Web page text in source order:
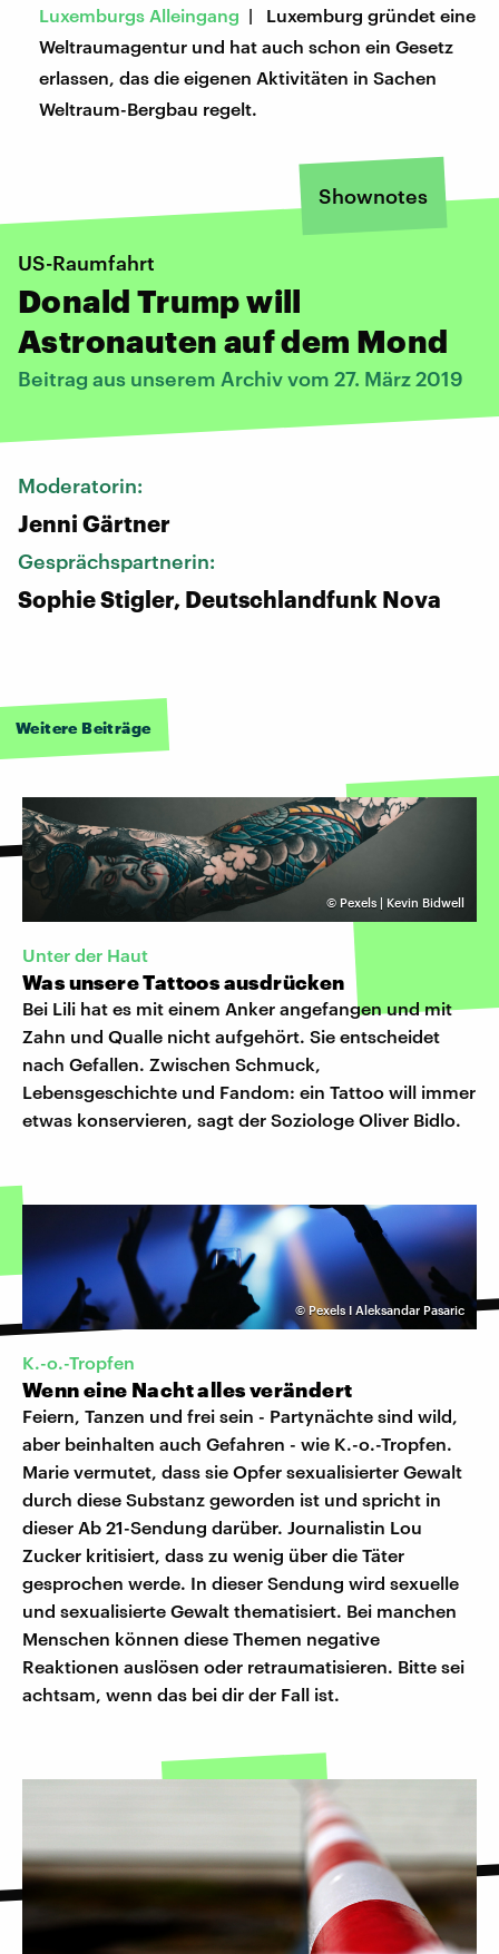
Luxemburgs Alleingang | Luxemburg gründet eine
Weltraumagentur und hat auch schon ein Gesetz
erlassen, das die eigenen Aktivitäten in Sachen
Weltraum-Bergbau regelt.
Shownotes
US-Raumfahrt
Donald Trump will
Astronauten auf dem Mond
Beitrag aus unserem Archiv vom 27. März 2019
Moderatorin:
Jenni Gärtner
Gesprächspartnerin:
Sophie Stigler, Deutschlandfunk Nova
Weitere Beiträge
© Pexels | Kevin Bidwell
Unter der Haut
Was unsere Tattoos ausdrücken
Bei Lili hat es mit einem Anker angefangen und mit
Zahn und Qualle nicht aufgehört. Sie entscheidet
nach Gefallen. Zwischen Schmuck,
Lebensgeschichte und Fandom: ein Tattoo will immer
etwas konservieren, sagt der Soziologe Oliver Bidlo.
©Pexels I Aleksandar Pasaric
K.-o.-Tropfen
Wenn eine Nacht alles verändert
Feiern, Tanzen und frei sein - Partynächte sind wild,
aber beinhalten auch Gefahren - wie K.-o.-Tropfen.
Marie vermutet, dass sie Opfer sexualisierter Gewalt
durch diese Substanz geworden ist und spricht in
dieser Ab 21-Sendung darüber. Journalistin Lou
Zucker kritisiert, dass zu wenig über die Täter
gesprochen werde. In dieser Sendung wird sexuelle
und sexualisierte Gewalt thematisiert. Bei manchen
Menschen können diese Themen negative
Reaktionen auslösen oder retraumatisieren. Bitte sei
achtsam, wenn das bei dir der Fall ist.